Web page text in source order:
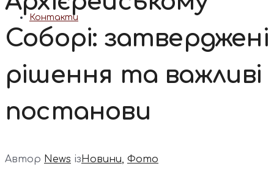
Контакти
Соборі: затверджені
рішення та важливі
постанови
Автор News ізНовини, Фото